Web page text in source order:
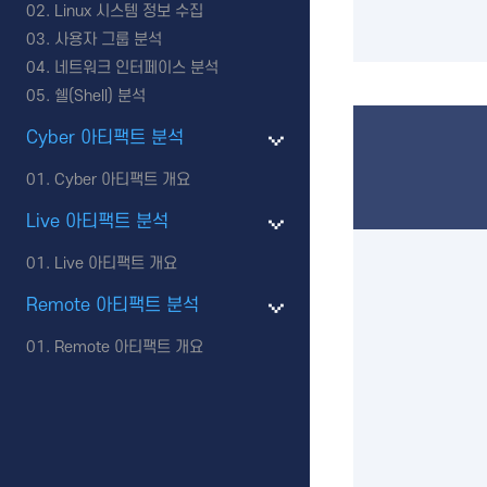
Linux 시스템 정보 수집
사용자 그룹 분석
네트워크 인터페이스 분석
쉘(Shell) 분석
Cyber 아티팩트 분석
Cyber 아티팩트 개요
Live 아티팩트 분석
Live 아티팩트 개요
Remote 아티팩트 분석
Remote 아티팩트 개요